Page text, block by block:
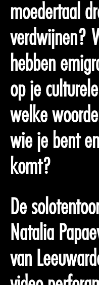
moedertaal
verdwijnen?
hebben
op je
welke
wie je bent
komt?
De
Natalia
van